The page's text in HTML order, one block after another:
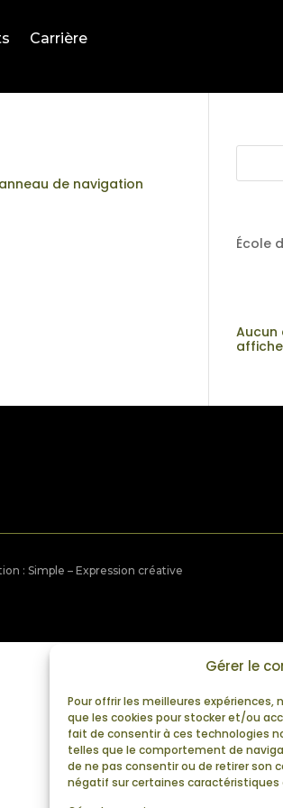
Gérer le
Pour offrir les meilleures
que les cookies pour stocker et/ou
fait de consentir à ces technologies
telles que le comportement de
de ne pas consentir ou de retirer
négatif sur certaines
Carrière
de navigation
École
Aucun
: Simple – Expression créative